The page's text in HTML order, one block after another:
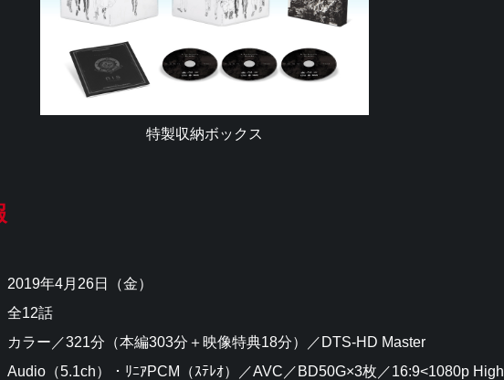
特製収納ボックス
2019年4月26日（金）
全12話
カラー／321分（本編303分＋映像特典18分）／DTS-HD Master
Audio（5.1ch）・ﾘﾆｱPCM（ｽﾃﾚｵ）／AVC／BD50G×3枚／16:9<1080p High